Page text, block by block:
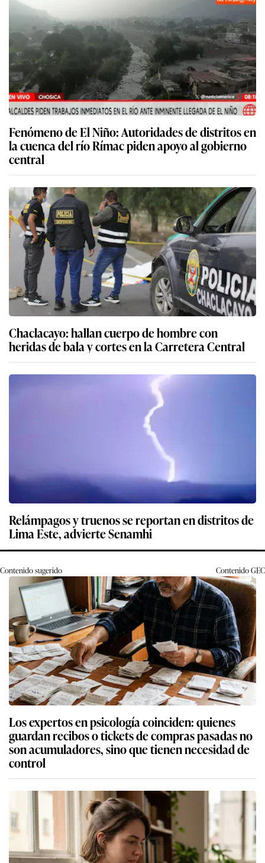
Fenómeno de El Niño: Autoridades de distritos en
la cuenca del río Rímac piden apoyo al gobierno
central
Chaclacayo: hallan cuerpo de hombre con
heridas de bala y cortes en la Carretera Central
Relámpagos y truenos se reportan en distritos de
Lima Este, advierte Senamhi
Contenido sugerido ContenidoGEC
Los expertos en psicología coinciden: quienes
guardan recibos o tickets de compras pasadas no
son acumuladores, sino que tienen necesidad de
control